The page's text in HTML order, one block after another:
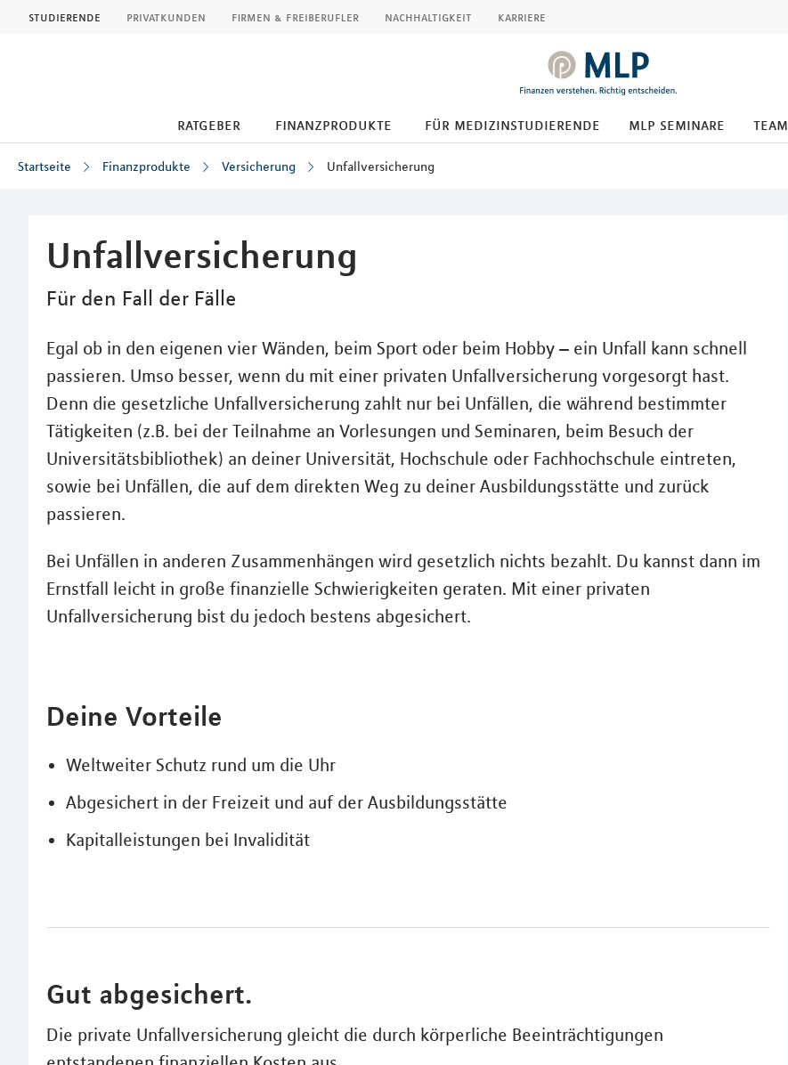
studierende privatkunden firmen & freiberufler nachhaltigkeit karriere
ratgeber finanzprodukte für medizinstudierende mlp seminare team
Startseite Finanzprodukte Versicherung Unfallversicherung
Unfallversicherung
Für den Fall der Fälle
Egal ob in den eigenen vier Wänden, beim Sport oder beim Hobby – ein Unfall kann schnell
passieren. Umso besser, wenn du mit einer privaten Unfallversicherung vorgesorgt hast.
Denn die gesetzliche Unfallversicherung zahlt nur bei Unfällen, die während bestimmter
Tätigkeiten (z.B. bei der Teilnahme an Vorlesungen und Seminaren, beim Besuch der
Universitätsbibliothek) an deiner Universität, Hochschule oder Fachhochschule eintreten,
sowie bei Unfällen, die auf dem direkten Weg zu deiner Ausbildungsstätte und zurück
passieren.
Bei Unfällen in anderen Zusammenhängen wird gesetzlich nichts bezahlt. Du kannst dann im
Ernstfall leicht in große finanzielle Schwierigkeiten geraten. Mit einer privaten
Unfallversicherung bist du jedoch bestens abgesichert.
Deine Vorteile
Weltweiter Schutz rund um die Uhr
Abgesichert in der Freizeit und auf der Ausbildungsstätte
Kapitalleistungen bei Invalidität
Gut abgesichert.
Die private Unfallversicherung gleicht die durch körperliche Beeinträchtigungen